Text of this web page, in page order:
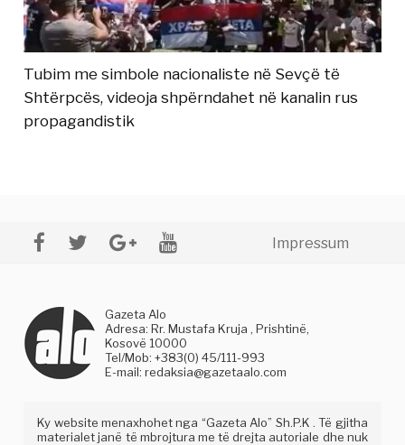
Tubim me simbole nacionaliste në Sevçë të
Shtërpcës, videoja shpërndahet në kanalin rus
propagandistik
Impressum
Gazeta Alo
Adresa: Rr. Mustafa Kruja , Prishtinë,
Kosovë 10000
Tel/Mob: +383(0) 45/111-993
E-mail:redaksia@gazetaalo.com
Ky website menaxhohet nga “Gazeta Alo” Sh.P.K . Të gjitha
materialet janë të mbrojtura me të drejta autoriale dhe nuk